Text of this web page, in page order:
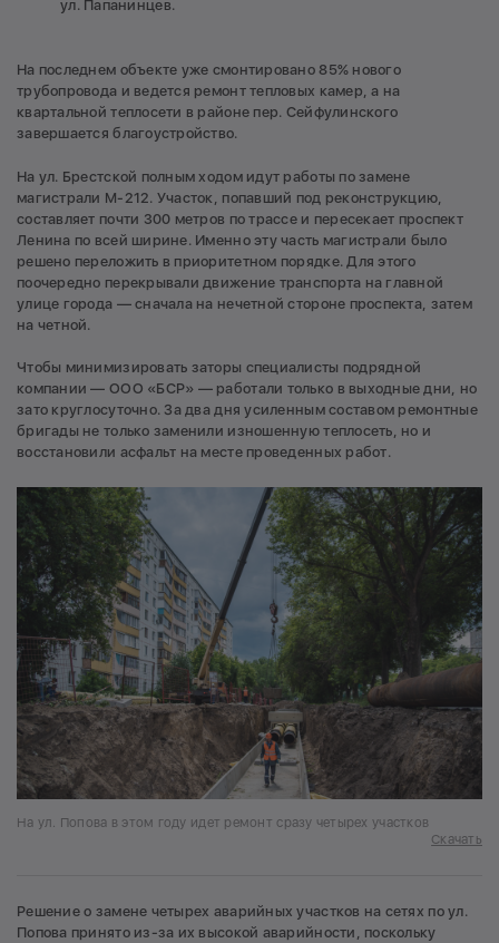
ул. Папанинцев.
На последнем объекте уже смонтировано 85% нового
трубопровода и ведется ремонт тепловых камер, а на
квартальной теплосети в районе пер. Сейфулинского
завершается благоустройство.
На ул. Брестской полным ходом идут работы по замене
магистрали М-212. Участок, попавший под реконструкцию,
составляет почти 300 метров по трассе и пересекает проспект
Ленина по всей ширине. Именно эту часть магистрали было
решено переложить в приоритетном порядке. Для этого
поочередно перекрывали движение транспорта на главной
улице города — сначала на нечетной стороне проспекта, затем
на четной.
Чтобы минимизировать заторы специалисты подрядной
компании — ООО «БСР» — работали только в выходные дни, но
зато круглосуточно. За два дня усиленным составом ремонтные
бригады не только заменили изношенную теплосеть, но и
восстановили асфальт на месте проведенных работ.
На ул. Попова в этом году идет ремонт сразу четырех участков
Скачать
Решение о замене четырех аварийных участков на сетях по ул.
Попова принято из-за их высокой аварийности, поскольку